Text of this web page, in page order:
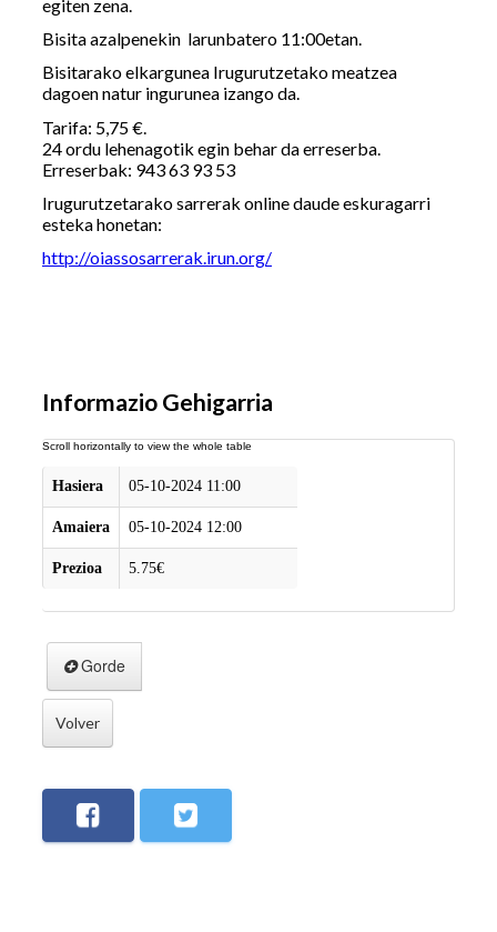
egiten zena.
Bisita azalpenekin larunbatero 11:00etan.
Bisitarako elkargunea Irugurutzetako meatzea
dagoen natur ingurunea izango da.
Tarifa: 5,75 €.
24 ordu lehenagotik egin behar da erreserba.
Erreserbak: 943 63 93 53
Irugurutzetarako sarrerak online daude eskuragarri
esteka honetan:
http://oiassosarrerak.irun.org/
Informazio Gehigarria
Hasiera 05-10-2024 11:00
Amaiera 05-10-2024 12:00
Prezioa 5.75€
Gorde
Volver